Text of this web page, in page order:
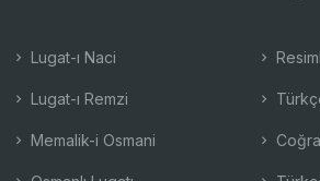
Lugat-ı Naci
Lugat-ı Remzi
Memalik-i Osmani